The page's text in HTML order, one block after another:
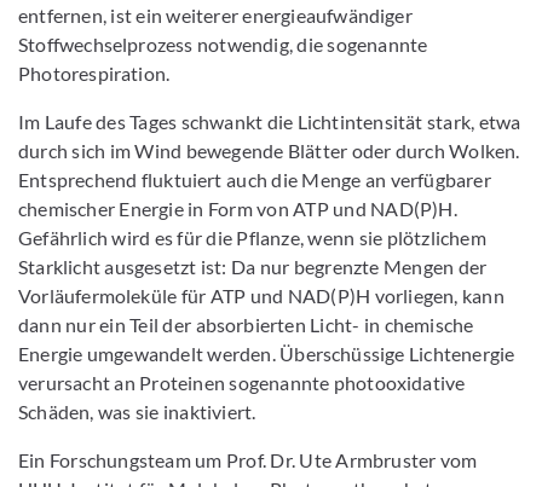
entfernen, ist ein weiterer energieaufwändiger
Stoffwechselprozess notwendig, die sogenannte
Photorespiration.
Im Laufe des Tages schwankt die Lichtintensität stark, etwa
durch sich im Wind bewegende Blätter oder durch Wolken.
Entsprechend fluktuiert auch die Menge an verfügbarer
chemischer Energie in Form von ATP und NAD(P)H.
Gefährlich wird es für die Pflanze, wenn sie plötzlichem
Starklicht ausgesetzt ist: Da nur begrenzte Mengen der
Vorläufermoleküle für ATP und NAD(P)H vorliegen, kann
dann nur ein Teil der absorbierten Licht- in chemische
Energie umgewandelt werden. Überschüssige Lichtenergie
verursacht an Proteinen sogenannte photooxidative
Schäden, was sie inaktiviert.
Ein Forschungsteam um Prof. Dr. Ute Armbruster vom